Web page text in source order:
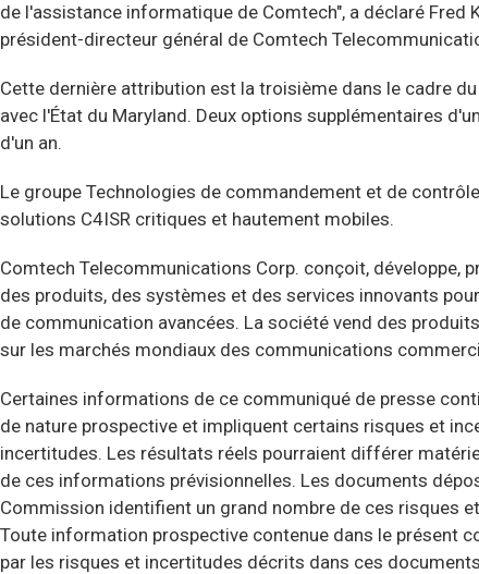
de l'assistance informatique de Comtech", a déclaré Fred
président-directeur général de Comtech
Cette dernière attribution est la troisième dans le cadre
avec l'État du Maryland. Deux options supplémentaires
d'un an.
Le groupe Technologies de commandement et de
solutions C4ISR critiques et hautement mobiles.
Comtech Telecommunications Corp. conçoit,
des produits, des systèmes et des services innovants
de communication avancées. La société vend des
sur les marchés mondiaux des communications
Certaines informations de ce communiqué de presse
de nature prospective et impliquent certains risques et
incertitudes. Les résultats réels pourraient différer
de ces informations prévisionnelles. Les documents
Commission identifient un grand nombre de ces risques
Toute information prospective contenue dans le présent
par les risques et incertitudes décrits dans ces